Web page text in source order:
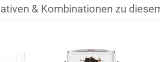
& Kombinationen zu